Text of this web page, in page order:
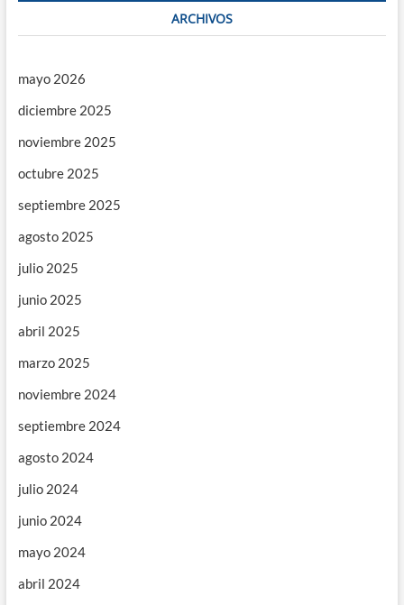
ARCHIVOS
mayo 2026
diciembre 2025
noviembre 2025
octubre 2025
septiembre 2025
agosto 2025
julio 2025
junio 2025
abril 2025
marzo 2025
noviembre 2024
septiembre 2024
agosto 2024
julio 2024
junio 2024
mayo 2024
abril 2024